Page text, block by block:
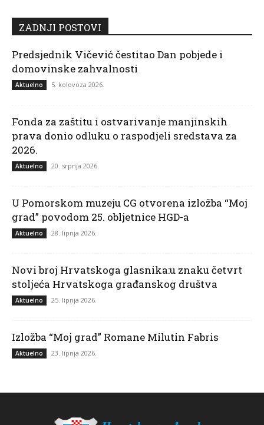
ZADNJI POSTOVI
Predsjednik Vičević čestitao Dan pobjede i
domovinske zahvalnosti
Aktuelno 5. kolovoza 2026.
Fonda za zaštitu i ostvarivanje manjinskih
prava donio odluku o raspodjeli sredstava za
2026.
Aktuelno 20. srpnja 2026.
U Pomorskom muzeju CG otvorena izložba “Moj
grad” povodom 25. obljetnice HGD-a
Aktuelno 28. lipnja 2026.
Novi broj Hrvatskoga glasnika:u znaku četvrt
stoljeća Hrvatskoga građanskog društva
Aktuelno 25. lipnja 2026.
Izložba “Moj grad” Romane Milutin Fabris
Aktuelno 23. lipnja 2026.